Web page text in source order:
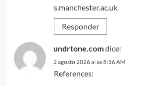
s.manchester.ac.uk
Responder
undrtone.comdice:
2 agosto 2026 a las 8:16 AM
References: